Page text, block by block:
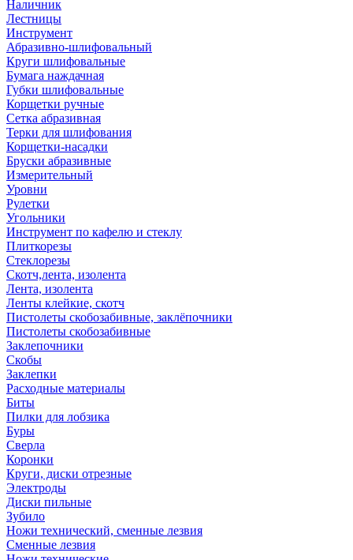
Наличник
Лестницы
Инструмент
Абразивно-шлифовальный
Круги шлифовальные
Бумага наждачная
Губки шлифовальные
Корщетки ручные
Сетка абразивная
Терки для шлифования
Корщетки-насадки
Бруски абразивные
Измерительный
Уровни
Рулетки
Угольники
Инструмент по кафелю и стеклу
Плиткорезы
Стеклорезы
Скотч,лента, изолента
Лента, изолента
Ленты клейкие, скотч
Пистолеты скобозабивные, заклёпочники
Пистолеты скобозабивные
Заклепочники
Скобы
Заклепки
Расходные материалы
Биты
Пилки для лобзика
Буры
Сверла
Коронки
Круги, диски отрезные
Электроды
Диски пильные
Зубило
Ножи технический, сменные лезвия
Сменные лезвия